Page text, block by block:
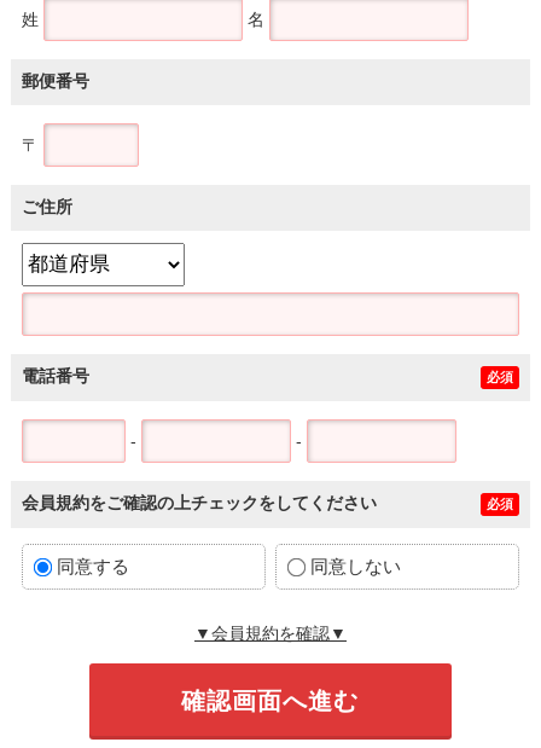
姓 名
郵便番号
〒
ご住所
電話番号 必須
- -
会員規約をご確認の上チェックをしてください 必須
同意する 同意しない
▼会員規約を確認▼